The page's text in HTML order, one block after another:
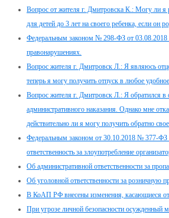
Вопрос от жителя г. Дмитровска К.: Могу ли я
для детей до 3 лет на своего ребенка, если он
Федеральным законом № 298-ФЗ от 03.08.2018
правонарушениях.
Вопрос жителя г. Дмитровск Л.: Я являюсь
теперь я могу получить отпуск в любое
Вопрос жителя г. Дмитровск Л.: Я обратился в
административного наказания. Однако мне
действительно ли я могу получить обратно
Федеральным законом от 30.10.2018 № 377-ФЗ
ответственность за злоупотребление
Об административной ответственности за
Об уголовной ответственности за розничную
В КоАП РФ внесены изменения, касающиеся
При угрозе личной безопасности осужденный